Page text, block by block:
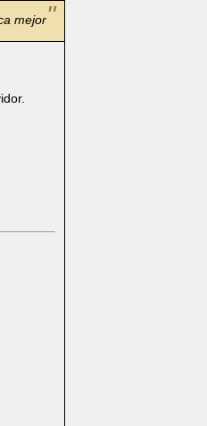
mejor